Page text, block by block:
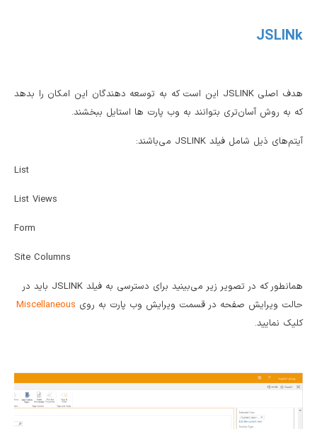
JSLINk
هدف اصلی JSLINK این است که به توسعه دهندگان این امکان را بدهد
که به روش آسان‌تری بتوانند به وب پارت ها استایل ببخشند.
آیتم‌های ذیل شامل فیلد JSLINK می‌باشند:
List
List Views
Form
Site Columns
همانطور که در تصویر زیر می‌بینید برای دسترسی به فیلد JSLINK باید در
حالت ویرایش صفحه در قسمت ویرایش وب پارت به روی Miscellaneous
کلیک نمایید.